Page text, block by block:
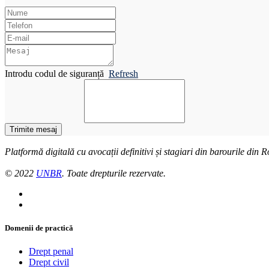
Introdu codul de siguranță Refresh
Trimite mesaj
Platformă digitală cu avocații definitivi și stagiari din barourile din
© 2022 UNBR. Toate drepturile rezervate.
Domenii de practică
Drept penal
Drept civil